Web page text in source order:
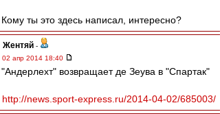
Кому ты это здесь написал, интересно?
Жентяй -
02 апр 2014 18:40
"Андерлехт" возвращает де Зеува в "Спартак"
http://news.sport-express.ru/2014-04-02/685003/